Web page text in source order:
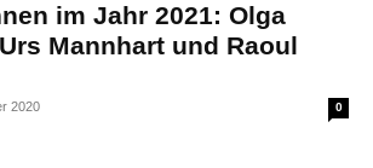
im Jahr 2021: Olga
Mannhart und Raoul
2020 0